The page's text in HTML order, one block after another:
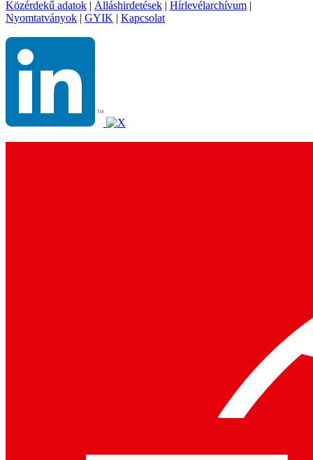
Közérdekű adatok | Álláshirdetések | Hírlevélarchívum |
Nyomtatványok | GYIK | Kapcsolat